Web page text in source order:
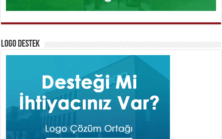
Logo Destek